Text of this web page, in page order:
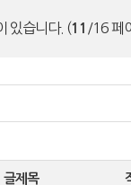
있습니다. (11 /16 페
글제목